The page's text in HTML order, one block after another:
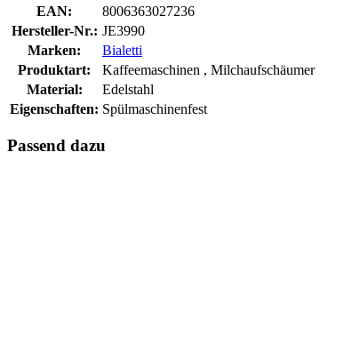
EAN:
8006363027236
Hersteller-Nr.: JE3990
Marken:
Bialetti
Produktart:
Kaffeemaschinen , Milchaufschäumer
Material:
Edelstahl
Eigenschaften: Spülmaschinenfest
Passend dazu